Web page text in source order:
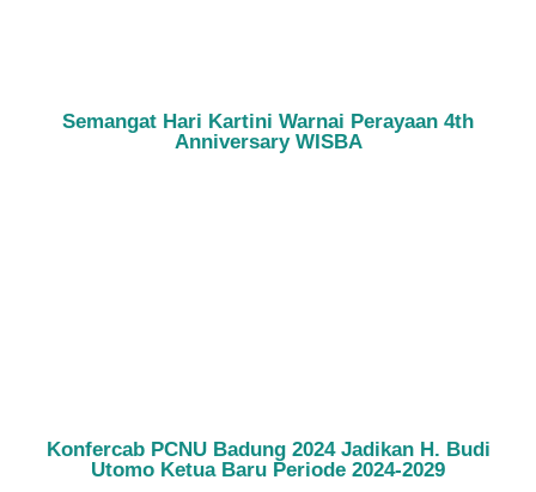
Semangat Hari Kartini Warnai Perayaan 4th
Anniversary WISBA
Konfercab PCNU Badung 2024 Jadikan H. Budi
Utomo Ketua Baru Periode 2024-2029